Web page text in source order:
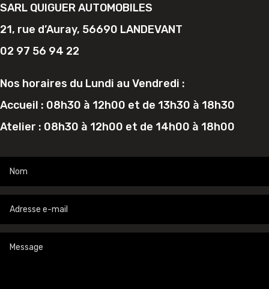
SARL QUIGUER AUTOMOBILES
21, rue d’Auray, 56690 LANDEVANT
02 97 56 94 22
Nos horaires du Lundi au Vendredi :
Accueil : 08h30 à 12h00 et de 13h30 à 18h30
Atelier : 08h30 à 12h00 et de 14h00 à 18h00